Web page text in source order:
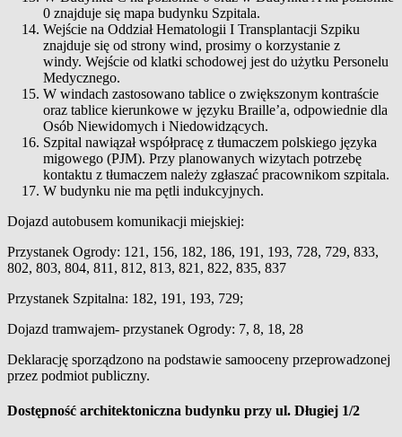
0 znajduje się mapa budynku Szpitala.
Wejście na Oddział Hematologii I Transplantacji Szpiku
znajduje się od strony wind, prosimy o korzystanie z
windy. Wejście od klatki schodowej jest do użytku Personelu
Medycznego.
W windach zastosowano tablice o zwiększonym kontraście
oraz tablice kierunkowe w języku Braille’a, odpowiednie dla
Osób Niewidomych i Niedowidzących.
Szpital nawiązał współpracę z tłumaczem polskiego języka
migowego (PJM). Przy planowanych wizytach potrzebę
kontaktu z tłumaczem należy zgłaszać pracownikom szpitala.
W budynku nie ma pętli indukcyjnych.
Dojazd autobusem komunikacji miejskiej:
Przystanek Ogrody: 121, 156, 182, 186, 191, 193, 728, 729, 833,
802, 803, 804, 811, 812, 813, 821, 822, 835, 837
Przystanek Szpitalna: 182, 191, 193, 729;
Dojazd tramwajem- przystanek Ogrody: 7, 8, 18, 28
Deklarację sporządzono na podstawie samooceny przeprowadzonej
przez podmiot publiczny.
Dostępność architektoniczna budynku przy ul. Długiej 1/2